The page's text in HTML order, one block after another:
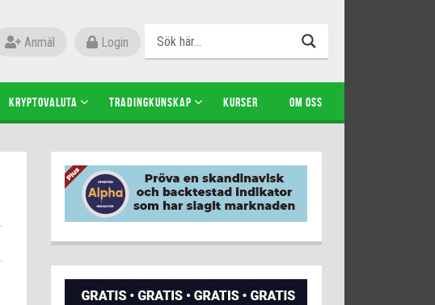
Anmäl Login
KRYPTOVALUTA TRADINGKUNSKAP KURSER OM OSS